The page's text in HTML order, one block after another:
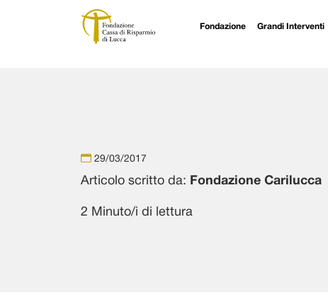
Navigazione principale
Fondazione Grandi Interventi
29/03/2017
Articolo scritto da: Fondazione Carilucca
2 Minuto/i di lettura